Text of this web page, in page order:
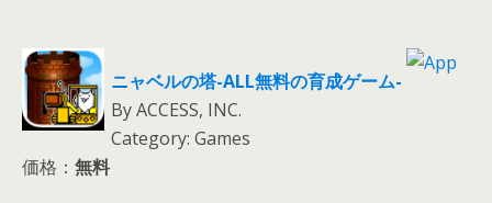
ニャベルの塔-ALL無料の育成ゲーム-
By ACCESS, INC.
Category: Games
価格： 無料